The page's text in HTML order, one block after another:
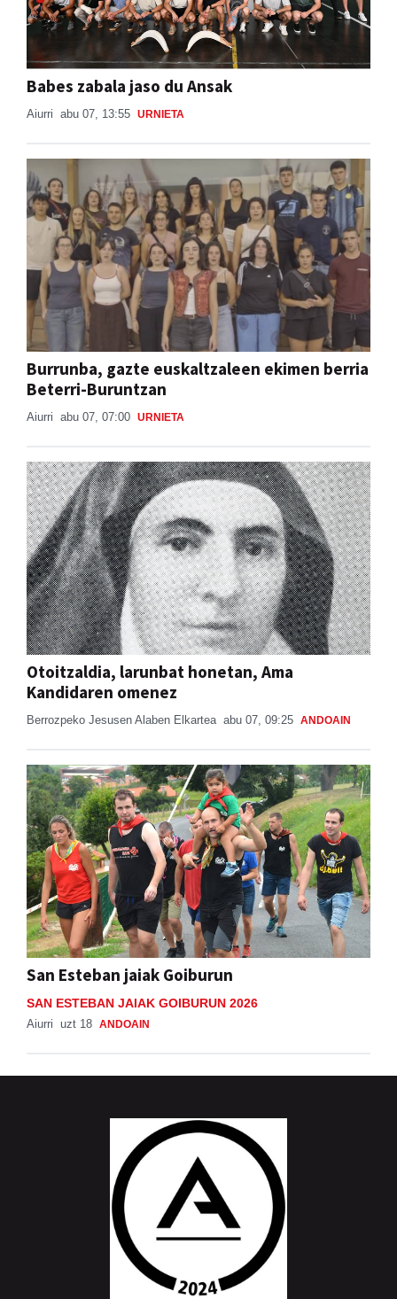
Babes zabala jaso du Ansak
Aiurri abu 07, 13:55 URNIETA
Burrunba, gazte euskaltzaleen ekimen berria
Beterri-Buruntzan
Aiurri abu 07, 07:00 URNIETA
Otoitzaldia, larunbat honetan, Ama
Kandidaren omenez
Berrozpeko Jesusen Alaben Elkartea abu 07, 09:25 ANDOAIN
San Esteban jaiak Goiburun
SAN ESTEBAN JAIAK GOIBURUN 2026
Aiurri uzt 18 ANDOAIN